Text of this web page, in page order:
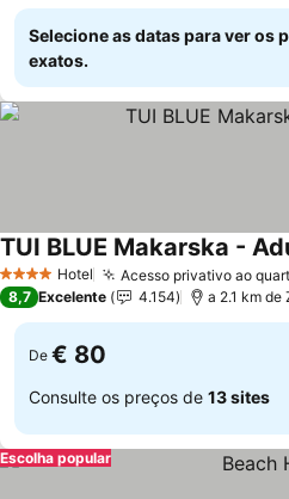
Selecione as datas para ver os
exatos.
4 EstrelasHotel Acesso privativo ao
TUI BLUE Makarska -
8,7 Excelente 4.154 a 2.1 km
De € 80
Consulte os preços de 13 sites
Escolha popular